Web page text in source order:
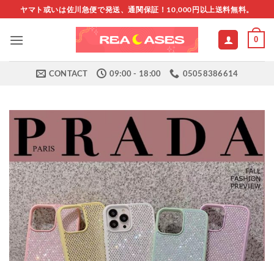
to
content
ヤマト或いは佐川急便で発送、通関保証！10,000円以上送料無料。
0
CONTACT 09:00 - 18:00 05058386614